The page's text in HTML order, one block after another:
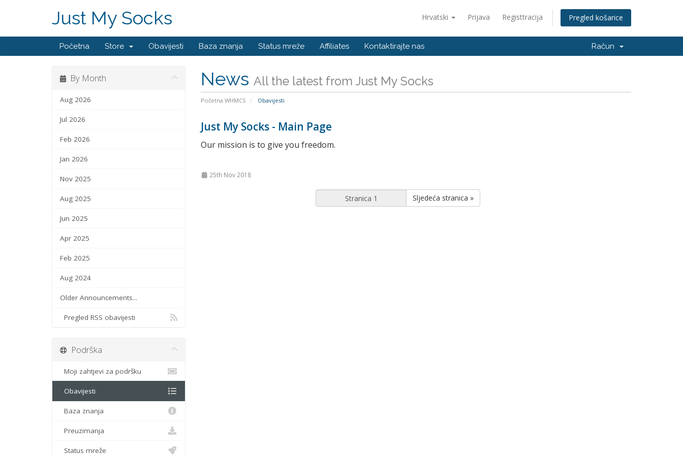
Hrvatski Prijava Registtracija Pregled košarice
Just My Socks
Početna Store Obavijesti Baza znanja Status mreže Affiliates Kontaktirajte nas Račun
News All the latest from Just My Socks
Početna WHMCS Obavijesti
By Month
Aug 2026
Jul 2026
Feb 2026
Jan 2026
Nov 2025
Aug 2025
Jun 2025
Apr 2025
Feb 2025
Aug 2024
Older Announcements...
Pregled RSS obavijesti
Just My Socks - Main Page
Our mission is to give you freedom.
25th Nov 2018
Sljedeća stranica »
Podrška
Moji zahtjevi za podršku
Obavijesti
Baza znanja
Preuzimanja
Status mreže